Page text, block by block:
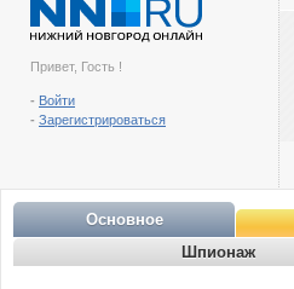
Привет, Гость !
- Войти
- Зарегистрироваться
Основное
Шпионаж